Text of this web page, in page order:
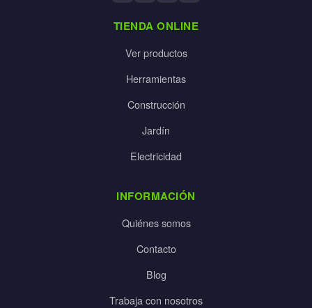
TIENDA ONLINE
Ver productos
Herramientas
Construcción
Jardín
Electricidad
INFORMACIÓN
Quiénes somos
Contacto
Blog
Trabaja con nosotros